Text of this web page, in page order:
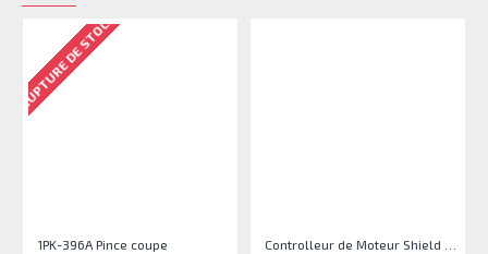
RUPTURE DE STOCK
1PK-396A Pince coupe